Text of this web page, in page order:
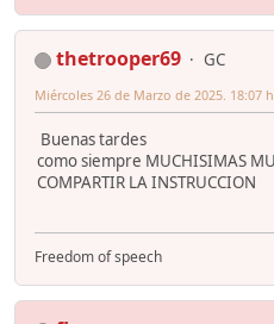
thetrooper69
GC
Miércoles 26 de Marzo de 2025. 18:07
Buenas tardes
como siempre MUCHISIMAS
COMPARTIR LA INSTRUCCION
Freedom of speech